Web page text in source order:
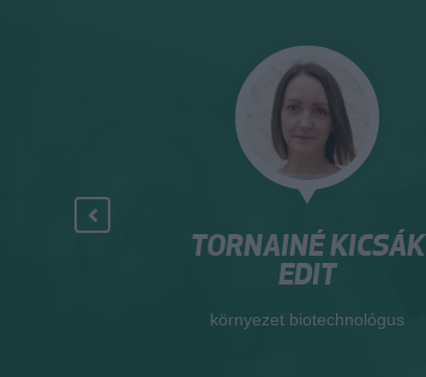
TORNAINÉ KICSÁK
EDIT
környezet biotechnológus